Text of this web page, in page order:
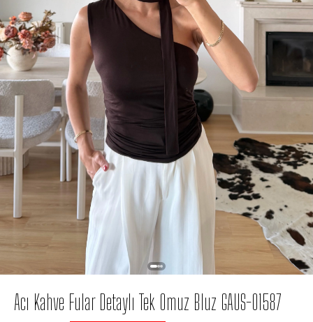
Acı Kahve Fular Detaylı Tek Omuz Bluz GAUS-01587